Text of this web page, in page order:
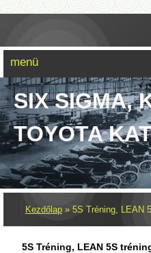
LEAN SIX
SIX SIGMA,
TOYOTA
Kezdőlap » 5S Tréning, LEAN
5S Tréning, LEAN 5S
menü